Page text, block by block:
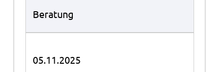
Beratung
05.11.2025